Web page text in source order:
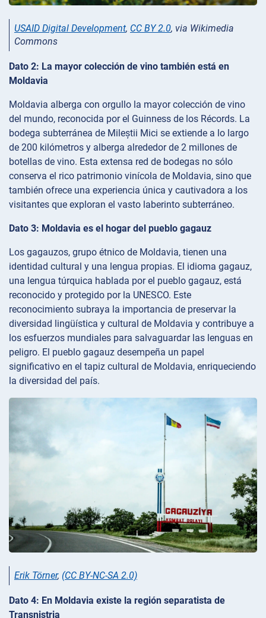
USAID Digital Development, CC BY 2.0, via Wikimedia
Commons
Dato 2: La mayor colección de vino también está en
Moldavia
Moldavia alberga con orgullo la mayor colección de vino
del mundo, reconocida por el Guinness de los Récords. La
bodega subterránea de Mileștii Mici se extiende a lo largo
de 200 kilómetros y alberga alrededor de 2 millones de
botellas de vino. Esta extensa red de bodegas no sólo
conserva el rico patrimonio vinícola de Moldavia, sino que
también ofrece una experiencia única y cautivadora a los
visitantes que exploran el vasto laberinto subterráneo.
Dato 3: Moldavia es el hogar del pueblo gagauz
Los gagauzos, grupo étnico de Moldavia, tienen una
identidad cultural y una lengua propias. El idioma gagauz,
una lengua túrquica hablada por el pueblo gagauz, está
reconocido y protegido por la UNESCO. Este
reconocimiento subraya la importancia de preservar la
diversidad lingüística y cultural de Moldavia y contribuye a
los esfuerzos mundiales para salvaguardar las lenguas en
peligro. El pueblo gagauz desempeña un papel
significativo en el tapiz cultural de Moldavia, enriqueciendo
la diversidad del país.
Erik Törner, (CC BY-NC-SA 2.0)
Dato 4: En Moldavia existe la región separatista de
Transnistria